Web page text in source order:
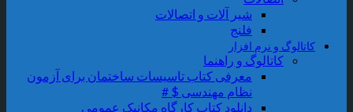
شیر آلات و اتصالات
فلنج
کاتالوگ و نرم افزار
کاتالوگ و راهنما
معرفی کتاب تاسیسات ساختمان برای آزمون
نظام مهندسی $ #
دانلود کتاب کارگاه مکانیک عمومی